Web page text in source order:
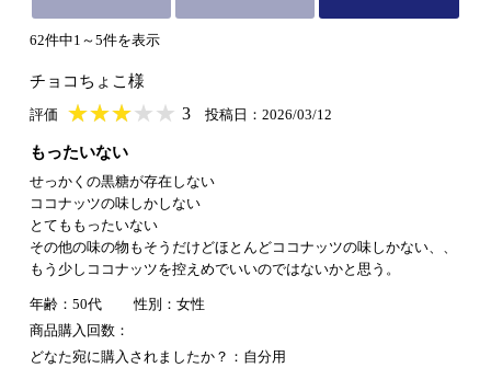
62件中1～5件を表示
チョコちょこ様
評価 ★★★★★
★★★★★ 3 投稿日：2026/03/12
もったいない
せっかくの黒糖が存在しない
ココナッツの味しかしない
とてももったいない
その他の味の物もそうだけどほとんどココナッツの味しかない、、
もう少しココナッツを控えめでいいのではないかと思う。
年齢：50代
性別：女性
商品購入回数：
どなた宛に購入されましたか？：自分用